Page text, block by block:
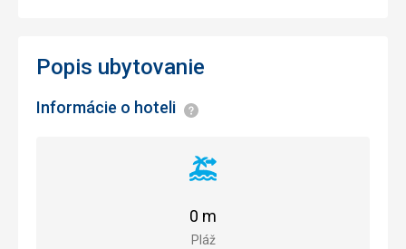
Popis ubytovanie
Informácie o hoteli Informácie
Vzdialenosť
pláže
Pláž
0 m